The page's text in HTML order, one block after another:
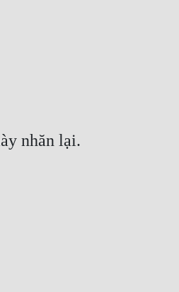
nhăn lại.